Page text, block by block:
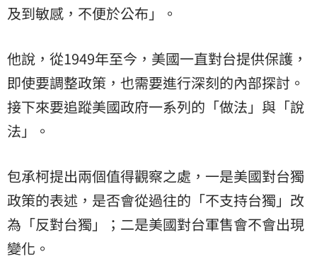
及到敏感，不便於公布」。
他說，從1949年至今，美國一直對台提供保護，
即使要調整政策，也需要進行深刻的內部探討。
接下來要追蹤美國政府一系列的「做法」與「說
法」。
包承柯提出兩個值得觀察之處，一是美國對台獨
政策的表述，是否會從過往的「不支持台獨」改
為「反對台獨」；二是美國對台軍售會不會出現
變化。